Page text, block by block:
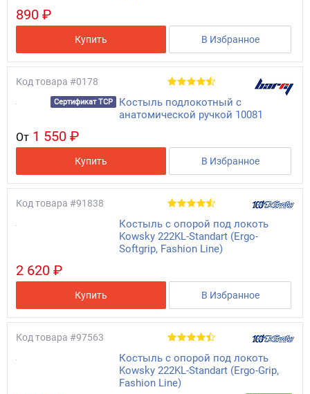
890 ₽
Купить В Избранное
Код товара #0178
Сертификат ТСР
Костыль подлокотный с
анатомической ручкой 10081
От 1 550 ₽
Купить В Избранное
Код товара #91838
Костыль с опорой под локоть
Kowsky 222KL-Standart (Ergo-
Softgrip, Fashion Line)
2 620 ₽
Купить В Избранное
Код товара #97563
Костыль с опорой под локоть
Kowsky 222KL-Standart (Ergo-Grip,
Fashion Line)